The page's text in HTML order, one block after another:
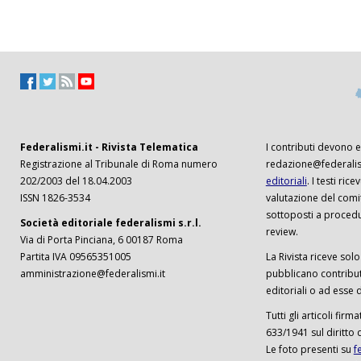
Federalismi.it - Rivista Telematica
Registrazione al Tribunale di Roma numero
202/2003 del 18.04.2003
ISSN 1826-3534
Società editoriale federalismi s.r.l.
Via di Porta Pinciana, 6 00187 Roma
Partita IVA 09565351005
amministrazione@federalismi.it
I contributi devono
editoriali. I testi
valutazione del
sottoposti a
review.
La Rivista riceve
pubblicano
editoriali o ad esse
Tutti gli articoli
633/1941 sul diritto
Le foto presenti su